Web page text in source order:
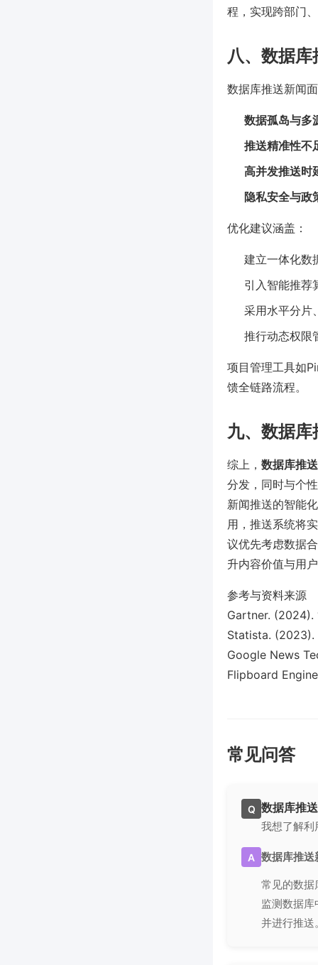
程，实现跨部门
八、数据
数据库推送新闻
数据孤岛与多
推送精准性不
高并发推送时
隐私安全与政
优化建议涵盖：
建立一体化数
引入智能推荐
采用水平分片
推行动态权限
项目管理工具如
馈全链路流程。
九、数据
综上， 数据库推
分发，同时与个
新闻推送的智能
用，推送系统将
议优先考虑数据
升内容价值与用
参考与资料来源
Gartner. (2024).
Statista. (2023).
Google News
Flipboard
常见问答
Q 数据库推
我想了解利
A 数据库推送
常见的数据
监测数据
并进行推送